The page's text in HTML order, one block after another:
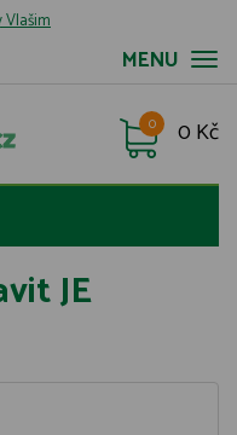
Vlašim
MENU
0 Kč
0
JE